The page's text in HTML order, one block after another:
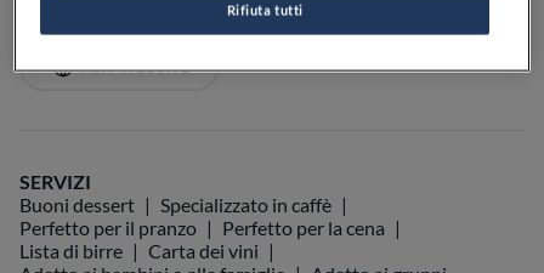
VEDI SULLA MAPPA
VISIT WEBSITE
SERVIZI
Buoni dessert
Specializzato in caffè
Perfetto per il pranzo
Perfetto per la cena
Lista di birre
Carta dei vini
Rifiuta tutti